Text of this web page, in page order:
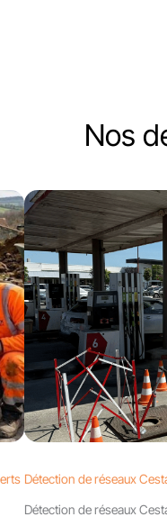
Nos
Détection de réseaux
Détection de réseaux